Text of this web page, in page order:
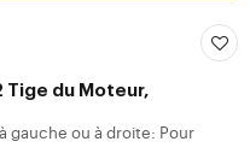
Tige du Moteur,
gauche ou à droite: Pour